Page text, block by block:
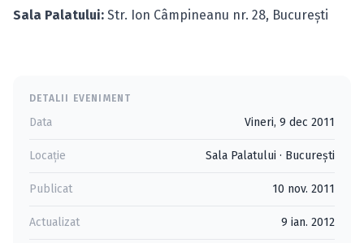
Sala Palatului: Str. Ion Câmpineanu nr. 28, Bucureşti
DETALII EVENIMENT
Data Vineri, 9 dec 2011
Locație Sala Palatului · Bucureşti
Publicat 10 nov. 2011
Actualizat 9 ian. 2012